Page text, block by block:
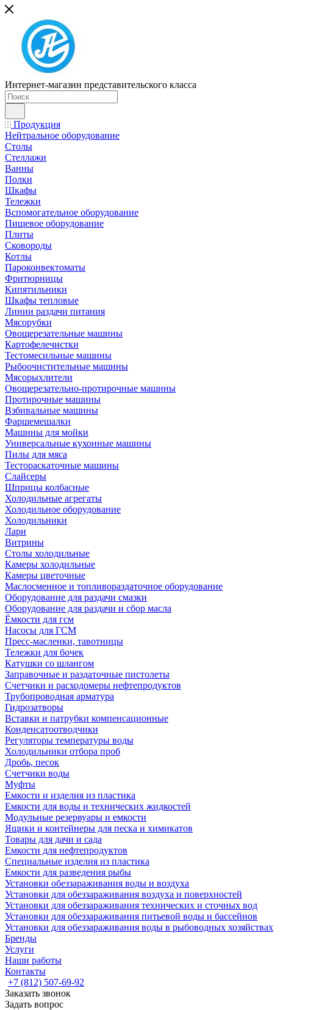
Интернет-магазин представительского класса
Продукция
Нейтральное оборудование
Столы
Стеллажи
Ванны
Полки
Шкафы
Тележки
Вспомогательное оборудование
Пищевое оборудование
Плиты
Сковороды
Котлы
Пароконвектоматы
Фритюрницы
Кипятильники
Шкафы тепловые
Линии раздачи питания
Мясорубки
Овощерезательные машины
Картофелечистки
Тестомесильные машины
Рыбоочистительные машины
Мясорыхлители
Овощерезательно-протирочные машины
Протирочные машины
Взбивальные машины
Фаршемешалки
Машины для мойки
Универсальные кухонные машины
Пилы для мяса
Тестораскаточные машины
Слайсеры
Шприцы колбасные
Холодильные агрегаты
Холодильное оборудование
Холодильники
Лари
Витрины
Столы холодильные
Камеры холодильные
Камеры цветочные
Маслосменное и топливораздаточное оборудование
Оборудование для раздачи смазки
Оборудование для раздачи и сбор масла
Ёмкости для гсм
Насосы для ГСМ
Пресс-масленки, тавотницы
Тележки для бочек
Катушки со шлангом
Заправочные и раздаточные пистолеты
Счетчики и расходомеры нефтепродуктов
Трубопроводная арматура
Гидрозатворы
Вставки и патрубки компенсационные
Конденсатоотводчики
Регуляторы температуры воды
Холодильники отбора проб
Дробь, песок
Счетчики воды
Муфты
Емкости и изделия из пластика
Емкости для воды и технических жидкостей
Модульные резервуары и емкости
Ящики и контейнеры для песка и химикатов
Товары для дачи и сада
Емкости для нефтепродуктов
Специальные изделия из пластика
Емкости для разведения рыбы
Установки обеззараживания воды и воздуха
Установки для обеззараживания воздуха и поверхностей
Установки для обеззараживания технических и сточных вод
Установки для обеззараживания питьевой воды и бассейнов
Установки для обеззараживания воды в рыбоводных хозяйствах
Бренды
Услуги
Наши работы
Контакты
+7 (812) 507-69-92
Заказать звонок
Задать вопрос